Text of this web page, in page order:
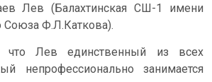
Лев (Балахтинская СШ-1 имени
Союза Ф.Л.Каткова).
что Лев единственный из всех
непрофессионально занимается